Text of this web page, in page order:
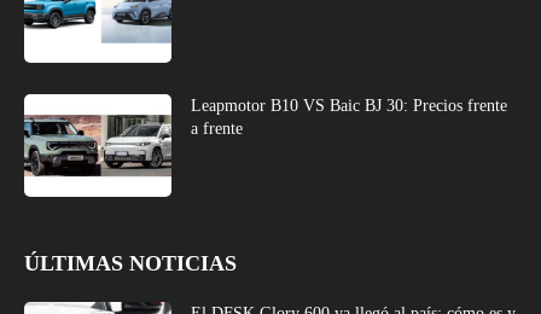
Leapmotor B10 VS Baic BJ 30: Precios frente
a frente
ÚLTIMAS NOTICIAS